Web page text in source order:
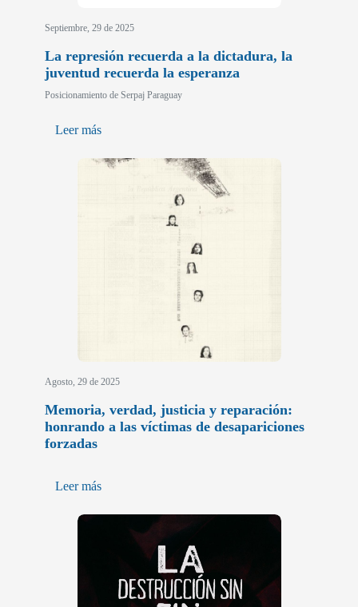
Septiembre, 29 de 2025
La represión recuerda a la dictadura, la
juventud recuerda la esperanza
Posicionamiento de Serpaj Paraguay
Leer más
Agosto, 29 de 2025
Memoria, verdad, justicia y reparación:
honrando a las víctimas de desapariciones
forzadas
Leer más